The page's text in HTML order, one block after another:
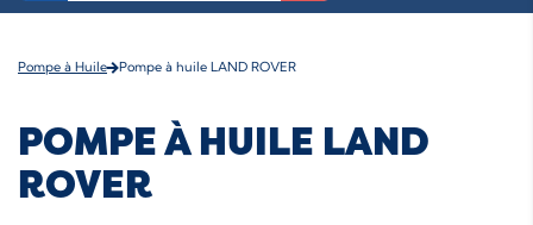
Pompe à Huile Pompe à huile LAND ROVER
POMPE À HUILE LAND
ROVER